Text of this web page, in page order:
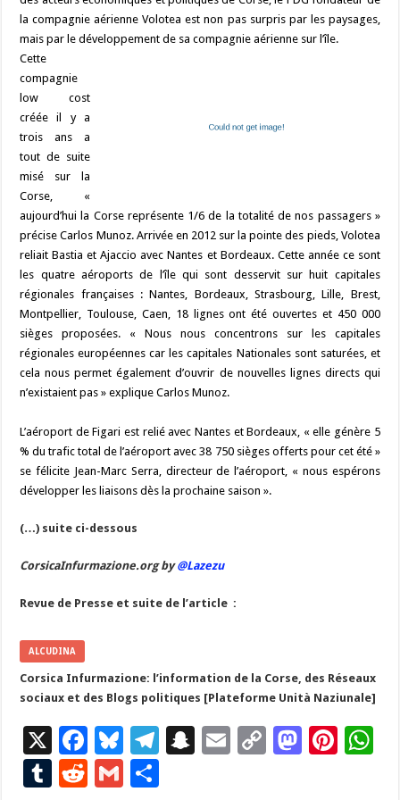
o
m h
at
n n
p
r
t
er
la compagnie aérienne Volotea est non pas surpris par les paysages,
mais par le développement de sa compagnie aérienne sur l’île.
Cette
compagnie
low cost
créée il y a
trois ans a
tout de suite
misé sur la
Corse, «
aujourd’hui la Corse représente 1/6 de la totalité de nos passagers »
précise Carlos Munoz. Arrivée en 2012 sur la pointe des pieds, Volotea
reliait Bastia et Ajaccio avec Nantes et Bordeaux. Cette année ce sont
les quatre aéroports de l’île qui sont desservit sur huit capitales
régionales françaises : Nantes, Bordeaux, Strasbourg, Lille, Brest,
Montpellier, Toulouse, Caen, 18 lignes ont été ouvertes et 450 000
sièges proposées. « Nous nous concentrons sur les capitales
régionales européennes car les capitales Nationales sont saturées, et
cela nous permet également d’ouvrir de nouvelles lignes directs qui
n’existaient pas » explique Carlos Munoz.
L’aéroport de Figari est relié avec Nantes et Bordeaux, « elle génère 5
% du trafic total de l’aéroport avec 38 750 sièges offerts pour cet été »
se félicite Jean-Marc Serra, directeur de l’aéroport, « nous espérons
développer les liaisons dès la prochaine saison ».
(…) suite ci-dessous
CorsicaInfurmazione.org by@Lazezu
Revue de Presse et suite de l’article :
ALCUDINA
Corsica Infurmazione: l’information de la Corse, des Réseaux
sociaux et des Blogs politiques [Plateforme Unità Naziunale]
X
F
ac
Bl
u
T
S
E
C
M Pi
T
R
G